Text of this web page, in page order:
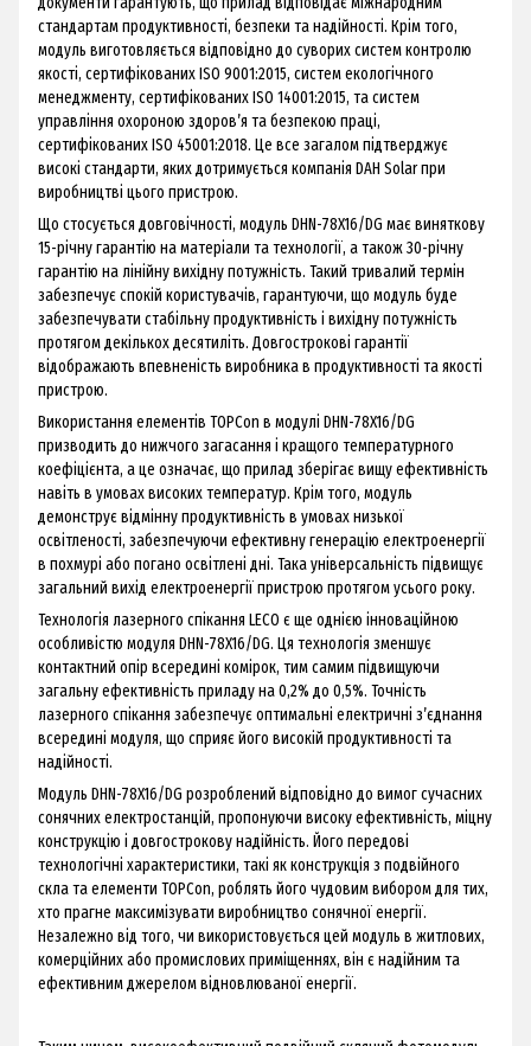
стандартам продуктивності, безпеки та надійності. Крім того,
модуль виготовляється відповідно до суворих систем контролю
якості, сертифікованих ISO 9001:2015, систем екологічного
менеджменту, сертифікованих ISO 14001:2015, та систем
управління охороною здоров’я та безпекою праці,
сертифікованих ISO 45001:2018. Це все загалом підтверджує
високі стандарти, яких дотримується компанія DAH Solar при
виробництві цього пристрою.
Що стосується довговічності, модуль DHN-78X16/DG має виняткову
15-річну гарантію на матеріали та технології, а також 30-річну
гарантію на лінійну вихідну потужність. Такий тривалий термін
забезпечує спокій користувачів, гарантуючи, що модуль буде
забезпечувати стабільну продуктивність і вихідну потужність
протягом декількох десятиліть. Довгострокові гарантії
відображають впевненість виробника в продуктивності та якості
пристрою.
Використання елементів TOPCon в модулі DHN-78X16/DG
призводить до нижчого загасання і кращого температурного
коефіцієнта, а це означає, що прилад зберігає вищу ефективність
навіть в умовах високих температур. Крім того, модуль
демонструє відмінну продуктивність в умовах низької
освітленості, забезпечуючи ефективну генерацію електроенергії
в похмурі або погано освітлені дні. Така універсальність підвищує
загальний вихід електроенергії пристрою протягом усього року.
Технологія лазерного спікання LECO є ще однією інноваційною
особливістю модуля DHN-78X16/DG. Ця технологія зменшує
контактний опір всередині комірок, тим самим підвищуючи
загальну ефективність приладу на 0,2% до 0,5%. Точність
лазерного спікання забезпечує оптимальні електричні з’єднання
всередині модуля, що сприяє його високій продуктивності та
надійності.
Модуль DHN-78X16/DG розроблений відповідно до вимог сучасних
сонячних електростанцій, пропонуючи високу ефективність, міцну
конструкцію і довгострокову надійність. Його передові
технологічні характеристики, такі як конструкція з подвійного
скла та елементи TOPCon, роблять його чудовим вибором для тих,
хто прагне максимізувати виробництво сонячної енергії.
Незалежно від того, чи використовується цей модуль в житлових,
комерційних або промислових приміщеннях, він є надійним та
ефективним джерелом відновлюваної енергії.